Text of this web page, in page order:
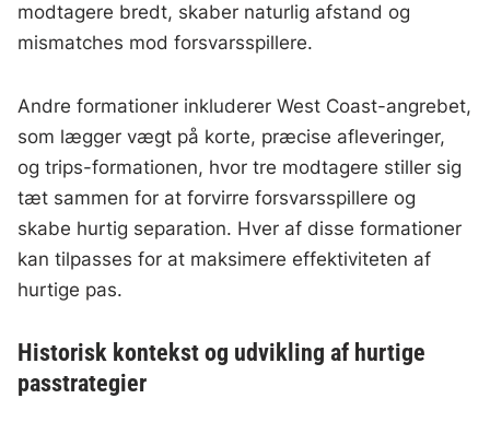
modtagere bredt, skaber naturlig afstand og
mismatches mod forsvarsspillere.
Andre formationer inkluderer West Coast-angrebet,
som lægger vægt på korte, præcise afleveringer,
og trips-formationen, hvor tre modtagere stiller sig
tæt sammen for at forvirre forsvarsspillere og
skabe hurtig separation. Hver af disse formationer
kan tilpasses for at maksimere effektiviteten af
hurtige pas.
Historisk kontekst og udvikling af hurtige
passtrategier